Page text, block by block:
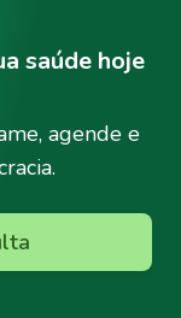
saúde hoje
agende e